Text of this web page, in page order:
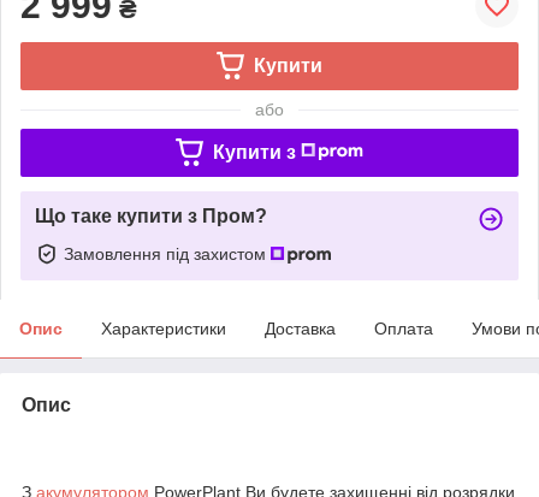
₴
Купити
або
Купити з
Що таке купити з Пром?
Замовлення під захистом
Опис Характеристики Доставка Оплата Умови
Опис
З акумулятором PowerPlant Ви будете захищенні від розрядки